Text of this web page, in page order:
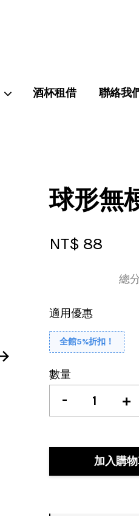
酒杯租借 聯絡我
球形無
NT$ 88
總
適用優惠
全館5%折扣！
數量
- +
加入購